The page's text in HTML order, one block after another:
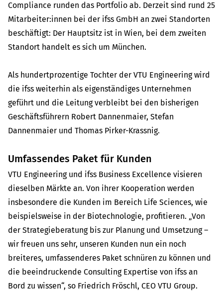
Compliance runden das Portfolio ab. Derzeit sind rund 25
Mitarbeiter:innen bei der ifss GmbH an zwei Standorten
beschäftigt: Der Hauptsitz ist in Wien, bei dem zweiten
Standort handelt es sich um München.
Als hundertprozentige Tochter der VTU Engineering wird
die ifss weiterhin als eigenständiges Unternehmen
geführt und die Leitung verbleibt bei den bisherigen
Geschäftsführern Robert Dannenmaier, Stefan
Dannenmaier und Thomas Pirker-Krassnig.
Umfassendes Paket für Kunden
VTU Engineering und ifss Business Excellence visieren
dieselben Märkte an. Von ihrer Kooperation werden
insbesondere die Kunden im Bereich Life Sciences, wie
beispielsweise in der Biotechnologie, profitieren. „Von
der Strategieberatung bis zur Planung und Umsetzung –
wir freuen uns sehr, unseren Kunden nun ein noch
breiteres, umfassenderes Paket schnüren zu können und
die beeindruckende Consulting Expertise von ifss an
Bord zu wissen“, so Friedrich Fröschl, CEO VTU Group.